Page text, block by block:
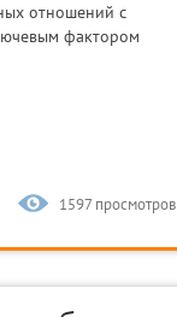
отношений с
фактором
1597 просмотров